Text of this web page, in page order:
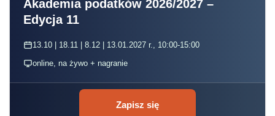
Akademia podatków 2026/2027 –
Edycja 11
13.10 | 18.11 | 8.12 | 13.01.2027 r., 10:00-15:00
online, na żywo + nagranie
Zapisz się